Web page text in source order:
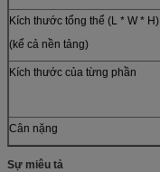
Kích thước tổng thể (L * W * H)
(kể cả nền tảng)
Kích thước của từng phần
Cân nặng
Sự miêu tả